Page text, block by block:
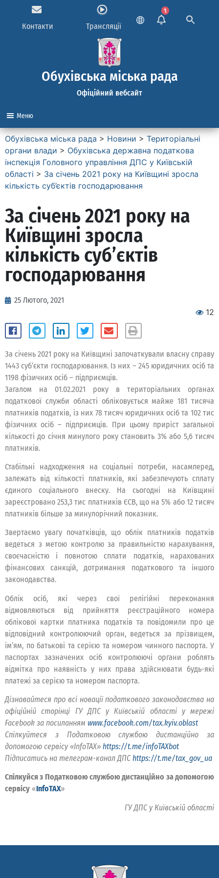
Контакти Трансляції
1
Обухівська міська рада
Офіційний вебсайт
Меню
Обухівська міська рада > Новини > Територіальні
органи влади > Обухівська державна податкова
інспекція Головного управління ДПС у Київській
області > За січень 2021 року на Київщині зросла
кількість суб’єктів господарювання
За січень 2021 року на
Київщині зросла
кількість суб’єктів
господарювання
25 Лютого, 2021
12
За січень 2021 року на Київщині започаткували власну справу
1443 суб’єкти господарювання. Із них – 245 юридичних осіб та
1198 фізичних осіб – підприємців.
Загалом на 01.02.2021 року в територіальних органах
податкової служби області обліковується майже 181 тисяча
платників податків, із них 78 тисяч юридичних осіб та 102 тис
фізичних осіб – підприємців. При цьому приріст загальної
кількості до січня минулого року становить 3% або 5,6 тисяч
платників.
Стабільні надходження на соціальні потреби, насамперед,
залежать від кількості платників, які забезпечують сплату
єдиного соціального внеску. На сьогодні на Київщині
зареєстровано 253,3 тис платників ЄСВ, що на 5% або 12 тисяч
платників більше за минулорічний показник.
Звертаємо увагу початківців, що облік платників податків
ведеться з метою контролю за правильністю нарахування,
своєчасністю і повнотою сплати податків, нарахованих
фінансових санкцій, дотримання податкового та іншого
законодавства.
Облік осіб, які через свої релігійні переконання
відмовляються від прийняття реєстраційного номера
облікової картки платника податків та повідомили про це
відповідний контролюючий орган, ведеться за прізвищем,
ім’ям, по батькові та серією та номером чинного паспорта. У
паспортах зазначених осіб контролюючі органи роблять
відмітка про наявність у них права здійснювати будь-які
платежі за серією та номером паспорта.
Дізнавайтеся про всі новації податкового законодавства на
офіційній сторінці ГУ ДПС у Київській області у мережі
Facebook за посиланням www.facebook.com/tax.kyiv.oblast
Спілкуйтеся з Податковою службою дистанційно за
допомогою сервісу «InfoTAX» https://t.me/infoTAXbot
Підписатись на телеграм-канал ДПСhttps://t.me/tax_gov_ua
Спілкуйся з Податковою службою дистанційно за допомогою
сервісу «InfoTAX»
ГУ ДПС у Київській області